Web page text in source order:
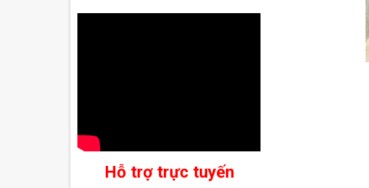
Hỗ trợ trực tuyến